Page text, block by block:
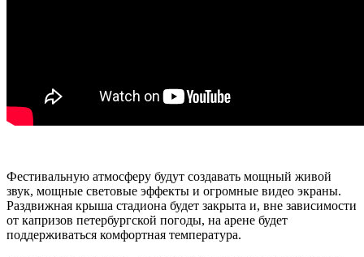
Фестивальную атмосферу будут создавать мощный живой
звук, мощные световые эффекты и огромные видео экраны.
Раздвижная крыша стадиона будет закрыта и, вне зависимости
от капризов петербургской погоды, на арене будет
поддерживаться комфортная температура.